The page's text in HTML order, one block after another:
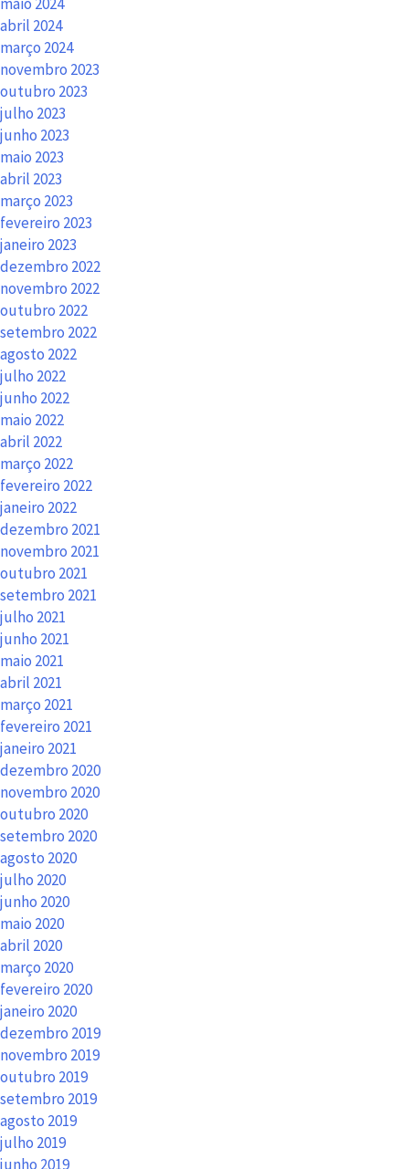
abril 2024
março 2024
novembro 2023
outubro 2023
julho 2023
junho 2023
maio 2023
abril 2023
março 2023
fevereiro 2023
janeiro 2023
dezembro 2022
novembro 2022
outubro 2022
setembro 2022
agosto 2022
julho 2022
junho 2022
maio 2022
abril 2022
março 2022
fevereiro 2022
janeiro 2022
dezembro 2021
novembro 2021
outubro 2021
setembro 2021
julho 2021
junho 2021
maio 2021
abril 2021
março 2021
fevereiro 2021
janeiro 2021
dezembro 2020
novembro 2020
outubro 2020
setembro 2020
agosto 2020
julho 2020
junho 2020
maio 2020
abril 2020
março 2020
fevereiro 2020
janeiro 2020
dezembro 2019
novembro 2019
outubro 2019
setembro 2019
agosto 2019
julho 2019
junho 2019